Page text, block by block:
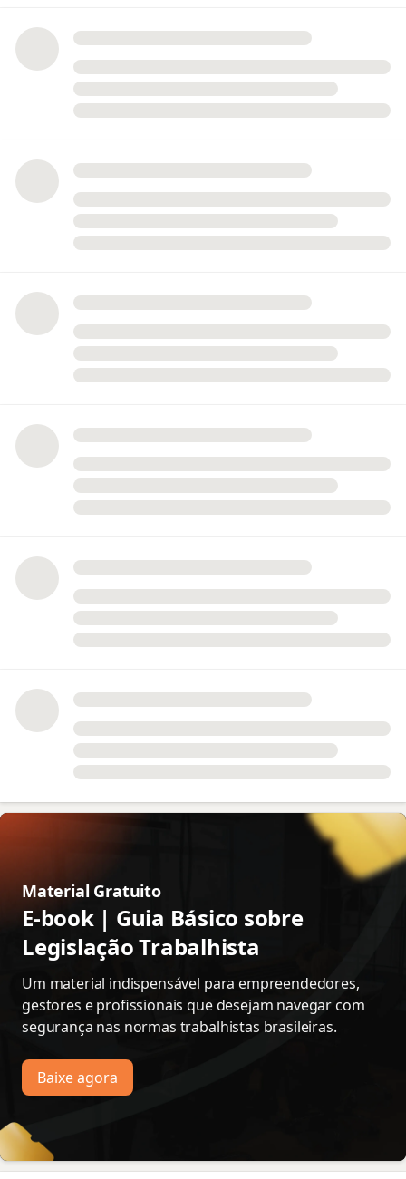
Material Gratuito 👇
E-book | Guia Básico sobre
Legislação Trabalhista
Um material indispensável para empreendedores,
gestores e profissionais que desejam navegar com
segurança nas normas trabalhistas brasileiras.
Baixe agora